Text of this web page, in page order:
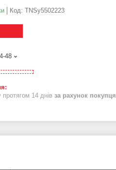
Код: TNSy5502223
48
14 днів за рахунок покупця